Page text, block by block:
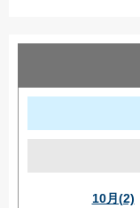
10月(2)